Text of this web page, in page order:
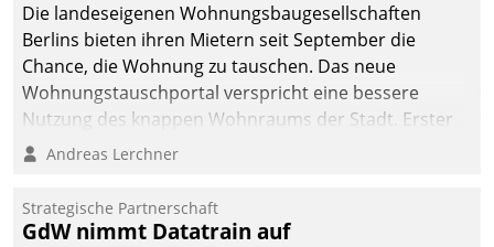
Die landeseigenen Wohnungsbaugesellschaften
Berlins bieten ihren Mietern seit September die
Chance, die Wohnung zu tauschen. Das neue
Wohnungstauschportal verspricht eine bessere
Nutzung des knappen Wohnraums der Stadt. Erster
Anwendungsfall für Datatrains Lösung API-Hub mit
Unternehmen.
Andreas Lerchner
Strategische Partnerschaft
GdW nimmt Datatrain auf